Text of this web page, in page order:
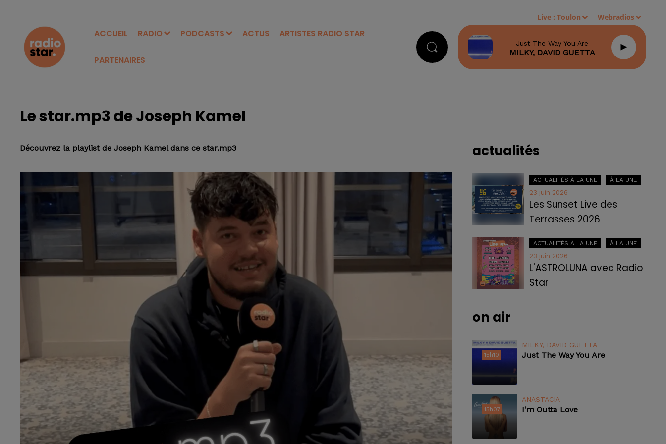
ACCUEIL RADIO PODCASTS ACTUS ARTISTES RADIO STAR
PARTENAIRES
Live :Toulon Webradios
Just The Way You Are
MILKY, DAVID GUETTA
Le star.mp3 de Joseph Kamel
Découvrez la playlist de Joseph Kamel dans ce star.mp3 actualités
ACTUALITÉS À LA UNE À LA UNE
23 juin 2026
Les Sunset Live des
Terrasses 2026
ACTUALITÉS À LA UNE À LA UNE
23 juin 2026
L'ASTROLUNA avec Radio
Star
on air
15h10
15h10
MILKY, DAVID GUETTA
Just The Way You Are
15h07
15h07
ANASTACIA
I'm Outta Love